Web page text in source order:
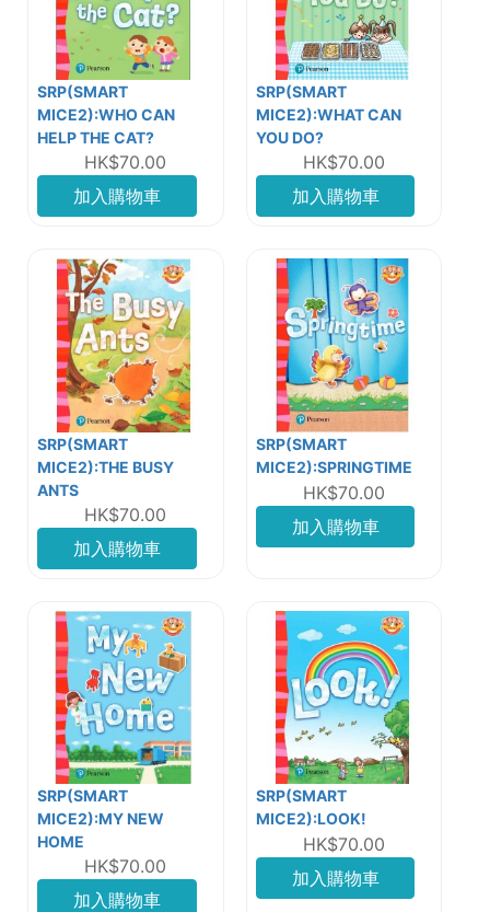
SRP(SMART
MICE2):WHO CAN
HELP THE CAT?
HK$70.00
加入購物車
SRP(SMART
MICE2):WHAT CAN
YOU DO?
HK$70.00
加入購物車
SRP(SMART
MICE2):THE BUSY
ANTS
HK$70.00
加入購物車
SRP(SMART
MICE2):SPRINGTIME
HK$70.00
加入購物車
SRP(SMART
MICE2):MY NEW
HOME
HK$70.00
加入購物車
SRP(SMART
MICE2):LOOK!
HK$70.00
加入購物車